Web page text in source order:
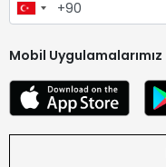
Mobil Uygulamalarımız